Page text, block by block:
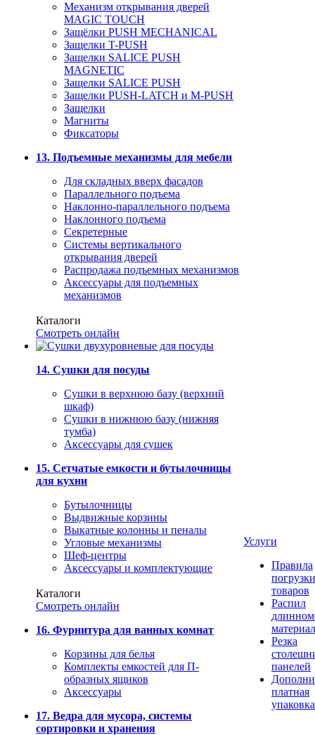
Механизм открывания дверей
MAGIC TOUCH
Защёлки PUSH MECHANICAL
Защелки T-PUSH
Защелки SALICE PUSH
MAGNETIC
Защелки SALICE PUSH
Защелки PUSH-LATCH и M-PUSH
Защелки
Магниты
Фиксаторы
13. Подъемные механизмы для мебели
Для складных вверх фасадов
Параллельного подъема
Наклонно-параллельного подъема
Наклонного подъема
Секретерные
Системы вертикального
открывания дверей
Распродажа подъемных механизмов
Аксессуары для подъемных
механизмов
Каталоги
Смотреть онлайн
14. Сушки для посуды
Сушки в верхнюю базу (верхний
шкаф)
Сушки в нижнюю базу (нижняя
тумба)
Аксессуары для сушек
15. Сетчатые емкости и бутылочницы
для кухни
Бутылочницы
Выдвижные корзины
Выкатные колонны и пеналы
Угловые механизмы
Шеф-центры
Аксессуары и комплектующие
Каталоги
Смотреть онлайн
16. Фурнитура для ванных комнат
Корзины для белья
Комплекты емкостей для П-
образных ящиков
Аксессуары
17. Ведра для мусора, системы
сортировки и хранения
Услуги
Правила
погрузки
товаров
Распил
Резка
панелей
платная
упаковка